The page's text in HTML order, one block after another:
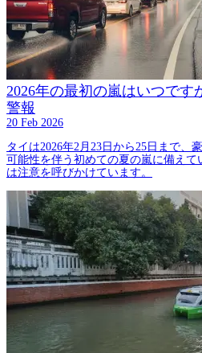
2026年の最初の嵐はいつです
警報
20 Feb 2026
タイは2026年2月23日から25日まで、
可能性を伴う初めての夏の嵐に備えて
は注意を呼びかけています。